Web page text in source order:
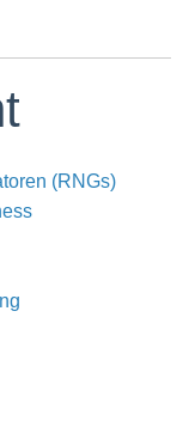
(RNGs)